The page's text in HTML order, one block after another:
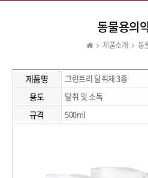
동물용의
제품소개 동
제품명 그린트리 탈취제 3종
용도 탈취 및 소독
규격 500ml